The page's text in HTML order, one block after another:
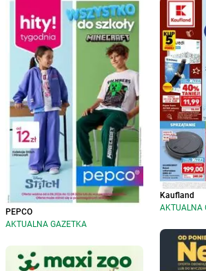
PEPCO
AKTUALNA GAZETKA
Kaufland
AKTUALNA